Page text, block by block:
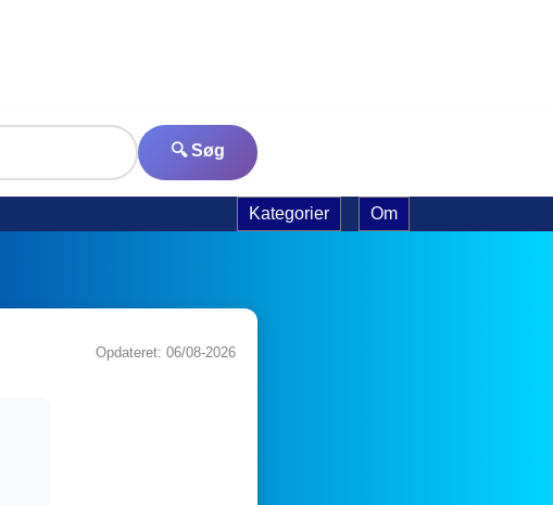
🔍 Søg
Kategorier Om
Opdateret: 06/08-2026